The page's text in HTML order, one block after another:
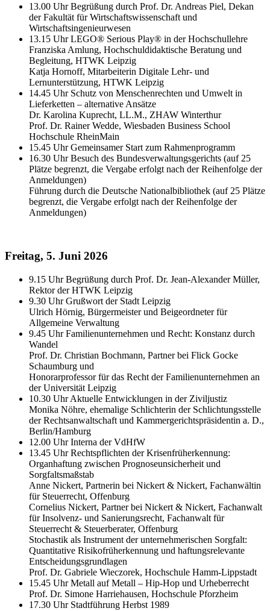
13.00 Uhr Begrüßung durch Prof. Dr. Andreas Piel, Dekan
der Fakultät für Wirtschaftswissenschaft und
Wirtschaftsingenieurwesen
13.15 Uhr LEGO® Serious Play® in der Hochschullehre
Franziska Amlung, Hochschuldidaktische Beratung und
Begleitung, HTWK Leipzig
Katja Hornoff, Mitarbeiterin Digitale Lehr- und
Lernunterstützung, HTWK Leipzig
14.45 Uhr Schutz von Menschenrechten und Umwelt in
Lieferketten – alternative Ansätze
Dr. Karolina Kuprecht, LL.M., ZHAW Winterthur
Prof. Dr. Rainer Wedde, Wiesbaden Business School
Hochschule RheinMain
15.45 Uhr Gemeinsamer Start zum Rahmenprogramm
16.30 Uhr Besuch des Bundesverwaltungsgerichts (auf 25
Plätze begrenzt, die Vergabe erfolgt nach der Reihenfolge der
Anmeldungen)
Führung durch die Deutsche Nationalbibliothek (auf 25 Plätze
begrenzt, die Vergabe erfolgt nach der Reihenfolge der
Anmeldungen)
Freitag, 5. Juni 2026
9.15 Uhr Begrüßung durch Prof. Dr. Jean-Alexander Müller,
Rektor der HTWK Leipzig
9.30 Uhr Grußwort der Stadt Leipzig
Ulrich Hörnig, Bürgermeister und Beigeordneter für
Allgemeine Verwaltung
9.45 Uhr Familienunternehmen und Recht: Konstanz durch
Wandel
Prof. Dr. Christian Bochmann, Partner bei Flick Gocke
Schaumburg und
Honorarprofessor für das Recht der Familienunternehmen an
der Universität Leipzig
10.30 Uhr Aktuelle Entwicklungen in der Ziviljustiz
Monika Nöhre, ehemalige Schlichterin der Schlichtungsstelle
der Rechtsanwaltschaft und Kammergerichtspräsidentin a. D.,
Berlin/Hamburg
12.00 Uhr Interna der VdHfW
13.45 Uhr Rechtspflichten der Krisenfrüherkennung:
Organhaftung zwischen Prognoseunsicherheit und
Sorgfaltsmaßstab
Anne Nickert, Partnerin bei Nickert & Nickert, Fachanwältin
für Steuerrecht, Offenburg
Cornelius Nickert, Partner bei Nickert & Nickert, Fachanwalt
für Insolvenz- und Sanierungsrecht, Fachanwalt für
Steuerrecht & Steuerberater, Offenburg
Stochastik als Instrument der unternehmerischen Sorgfalt:
Quantitative Risikofrüherkennung und haftungsrelevante
Entscheidungsgrundlagen
Prof. Dr. Gabriele Wieczorek, Hochschule Hamm-Lippstadt
15.45 Uhr Metall auf Metall – Hip-Hop und Urheberrecht
Prof. Dr. Simone Harriehausen, Hochschule Pforzheim
17.30 Uhr Stadtführung Herbst 1989